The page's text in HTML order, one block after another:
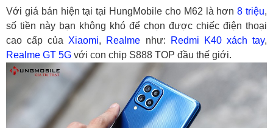
Với giá bán hiện tại tại HungMobile cho M62 là hơn8 triệu,
số tiền này bạn không khó để chọn được chiếc điện thoại
cao cấp của Xiaomi, Realme như: Redmi K40 xách tay,
Realme GT 5G với con chip S888 TOP đầu thế giới.